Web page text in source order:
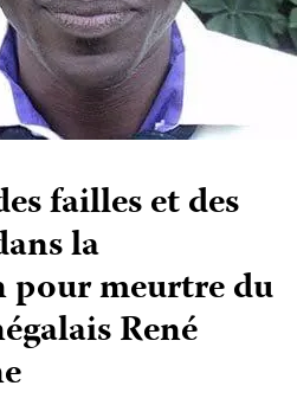
failles et des
la
meurtre du
René